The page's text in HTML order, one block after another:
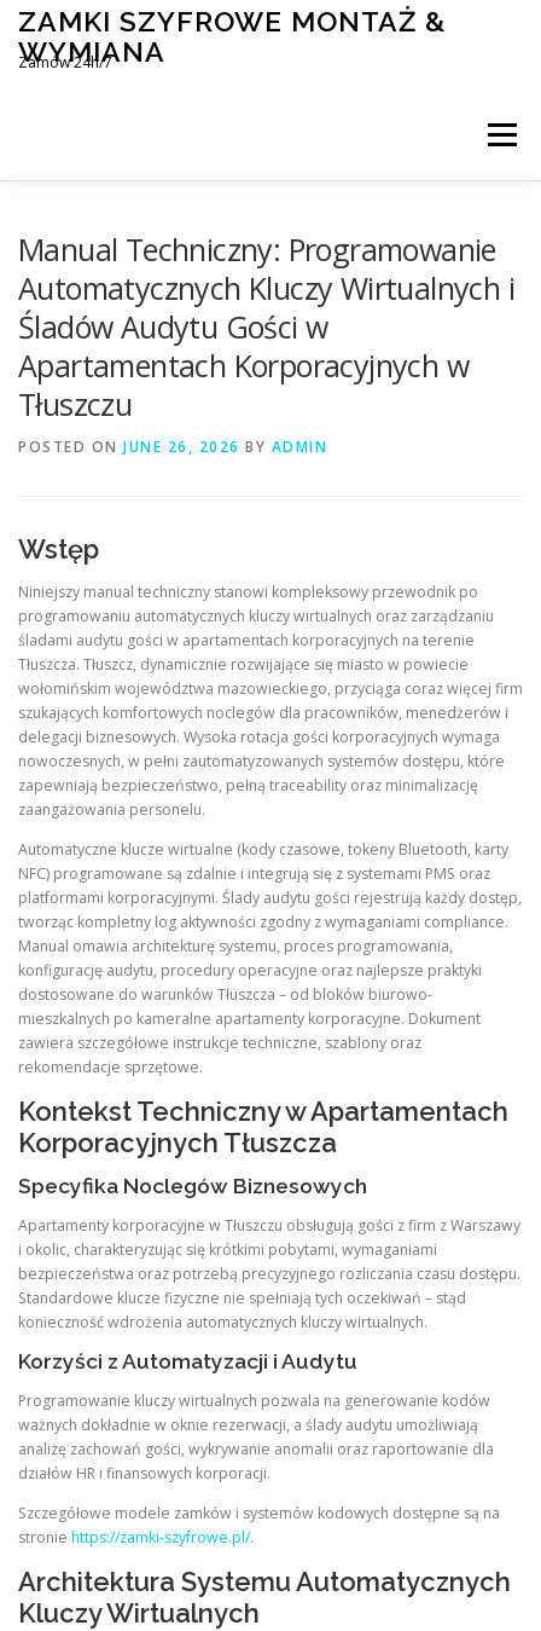
Skip
content
ZAMKI SZYFROWE MONTAŻ &
WYMIANA
Zamów 24h/7
Menu
BLOG KONTAKT
Manual Techniczny: Programowanie
Automatycznych Kluczy Wirtualnych i
Śladów Audytu Gości w
Apartamentach Korporacyjnych w
Tłuszczu
POSTED ON JUNE 26, 2026 BY ADMIN
Wstęp
Niniejszy manual techniczny stanowi kompleksowy przewodnik po
programowaniu automatycznych kluczy wirtualnych oraz zarządzaniu
śladami audytu gości w apartamentach korporacyjnych na terenie
Tłuszcza. Tłuszcz, dynamicznie rozwijające się miasto w powiecie
wołomińskim województwa mazowieckiego, przyciąga coraz więcej firm
szukających komfortowych noclegów dla pracowników, menedżerów i
delegacji biznesowych. Wysoka rotacja gości korporacyjnych wymaga
nowoczesnych, w pełni zautomatyzowanych systemów dostępu, które
zapewniają bezpieczeństwo, pełną traceability oraz minimalizację
zaangażowania personelu.
Automatyczne klucze wirtualne (kody czasowe, tokeny Bluetooth, karty
NFC) programowane są zdalnie i integrują się z systemami PMS oraz
platformami korporacyjnymi. Ślady audytu gości rejestrują każdy dostęp,
tworząc kompletny log aktywności zgodny z wymaganiami compliance.
Manual omawia architekturę systemu, proces programowania,
konfigurację audytu, procedury operacyjne oraz najlepsze praktyki
dostosowane do warunków Tłuszcza – od bloków biurowo-
mieszkalnych po kameralne apartamenty korporacyjne. Dokument
zawiera szczegółowe instrukcje techniczne, szablony oraz
rekomendacje sprzętowe.
Kontekst Techniczny w Apartamentach
Korporacyjnych Tłuszcza
Specyfika Noclegów Biznesowych
Apartamenty korporacyjne w Tłuszczu obsługują gości z firm z Warszawy
i okolic, charakteryzując się krótkimi pobytami, wymaganiami
bezpieczeństwa oraz potrzebą precyzyjnego rozliczania czasu dostępu.
Standardowe klucze fizyczne nie spełniają tych oczekiwań – stąd
konieczność wdrożenia automatycznych kluczy wirtualnych.
Korzyści z Automatyzacji i Audytu
Programowanie kluczy wirtualnych pozwala na generowanie kodów
ważnych dokładnie w oknie rezerwacji, a ślady audytu umożliwiają
analizę zachowań gości, wykrywanie anomalii oraz raportowanie dla
działów HR i finansowych korporacji.
Szczegółowe modele zamków i systemów kodowych dostępne są na
stronie https://zamki-szyfrowe.pl/.
Architektura Systemu Automatycznych
Kluczy Wirtualnych